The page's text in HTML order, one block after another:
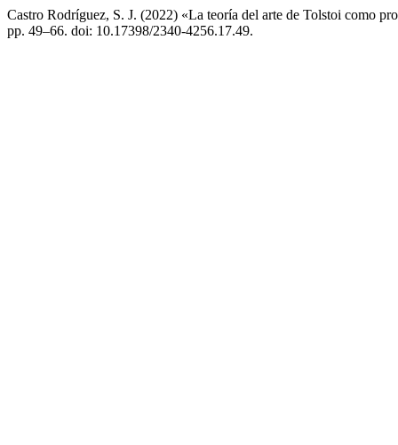
Castro Rodríguez, S. J. (2022) «La teoría del arte de Tolstoi como
pp. 49–66. doi: 10.17398/2340-4256.17.49.